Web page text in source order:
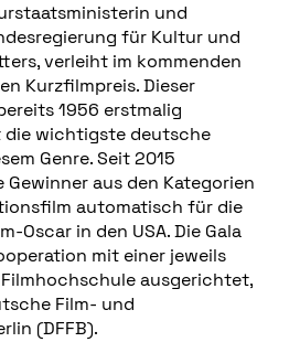
und
für Kultur und
verleiht im kommenden
Kurzfilmpreis. Dieser
1956 erstmalig
die wichtigste deutsche
Genre. Seit 2015
aus den Kategorien
automatisch für die
Oscar in den USA. Die Gala
mit einer jeweils
ausgerichtet,
Film- und
(DFFB).